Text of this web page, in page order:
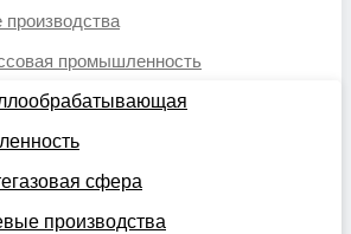
промышленность
сфера
производства